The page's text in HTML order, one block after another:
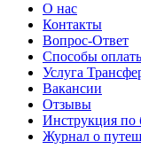
О нас
Контакты
Вопрос-Ответ
Способы
Услуга
Вакансии
Отзывы
Инструкция
Журнал о